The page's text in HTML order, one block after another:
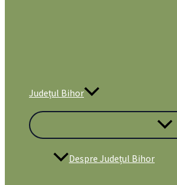
Județul Bihor
Despre Județul Bihor